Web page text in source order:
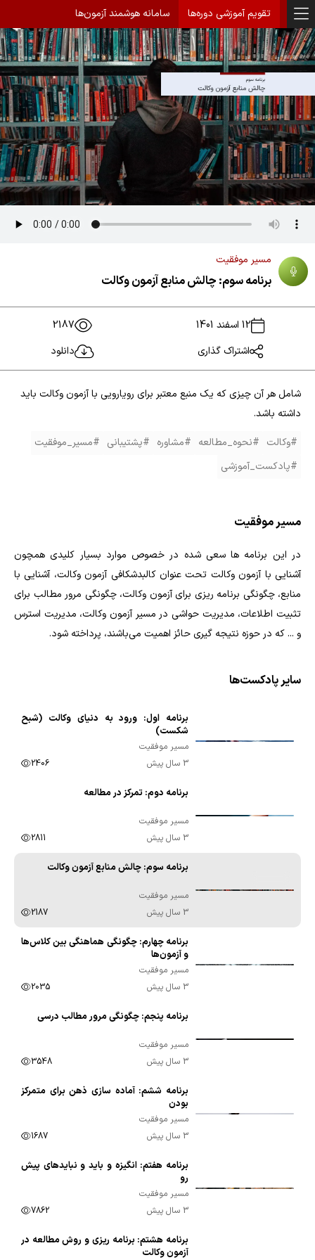
تقویم آموزشی دوره‌ها سامانه هوشمند آزمون‌ها
برنامه سوم: چالش منابع آزمون وکالت
مسیر موفقیت
12 اسفند 1401
2187
اشتراک گذاری
دانلود
شامل هر آن چیزی که یک منبع معتبر برای رویارویی با آزمون وکالت باید
داشته با‌شد.
#وکالت #نحوه_مطالعه #مشاوره #پشتیبانی #مسیر_موفقیت
#پادکست_آموزشی
مسیر موفقیت
در این برنامه ها سعی شده در خصوص موارد بسیار کلیدی همچون
آشنایی با آزمون وکالت تحت عنوان کالبدشکافی آزمون وکالت، آشنایی با
منابع، چگونگی برنامه ریزی برای آزمون وکالت، چگونگی مرور مطالب برای
تثبیت اطلاعات، مدیریت حواشی در مسیر آزمون وکالت، مدیریت استرس
و ... که در حوزه نتیجه گیری حائز اهمیت می‌باشند، پرداخته شود.
سایر پادکست‌ها
برنامه اول: ورود به دنیای وکالت (شبح
شکست)
مسیر موفقیت
3 سال پیش
2406
برنامه دوم: تمرکز در مطالعه
مسیر موفقیت
3 سال پیش
2811
برنامه سوم: چالش منابع آزمون وکالت
مسیر موفقیت
3 سال پیش
2187
برنامه چهارم: چگونگی هماهنگی بین کلاس‌ها
و آزمون‌ها
مسیر موفقیت
3 سال پیش
2035
برنامه پنجم: چگونگی مرور مطالب درسی
مسیر موفقیت
3 سال پیش
3548
برنامه ششم: آماده سازی ذهن برای متمرکز
بودن
مسیر موفقیت
3 سال پیش
1687
برنامه هفتم: انگیزه و باید و نبایدهای پیش
رو
مسیر موفقیت
3 سال پیش
7862
برنامه هشتم: برنامه ریزی و روش مطالعه در
آزمون وکالت